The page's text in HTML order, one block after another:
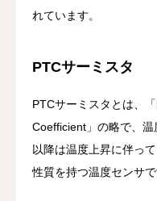
れています。
PTCサーミスタ
PTCサーミスタとは、
Coefficient」の略で、
以降は温度上昇に伴っ
性質を持つ温度センサで